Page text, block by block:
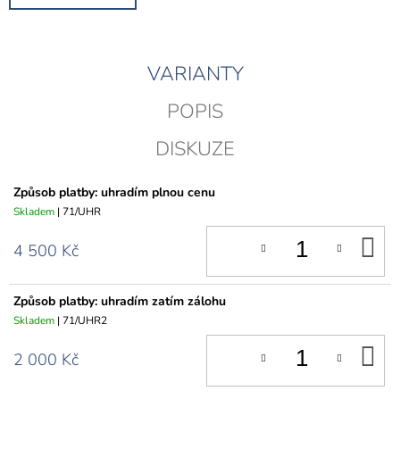
VARIANTY
POPIS
DISKUZE
Způsob platby: uhradím plnou cenu
Skladem | 71/UHR
4 500 Kč
Způsob platby: uhradím zatím zálohu
Skladem | 71/UHR2
2 000 Kč